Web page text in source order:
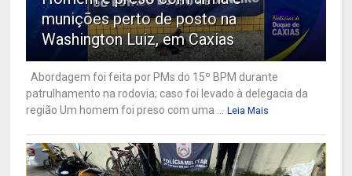
munições perto de posto na
Washington Luiz, em Caxias
Abordagem foi feita por PMs do 15º BPM durante
patrulhamento na rodovia; caso foi levado à delegacia da
região Um homem foi preso com uma ...
Leia Mais